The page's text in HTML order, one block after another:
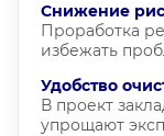
Снижение
Проработка
избежать
Удобство
В проект
упрощают